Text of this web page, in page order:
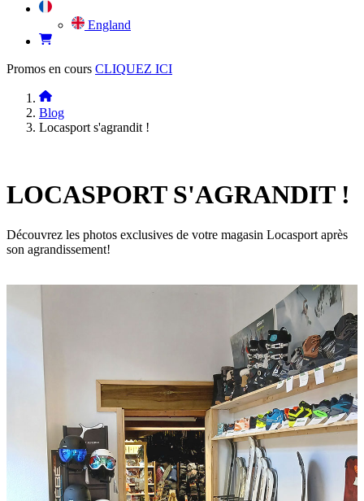
England
Promos en cours CLIQUEZ ICI
Blog
Locasport s'agrandit !
LOCASPORT S'AGRANDIT !
Découvrez les photos exclusives de votre magasin Locasport après
son agrandissement!